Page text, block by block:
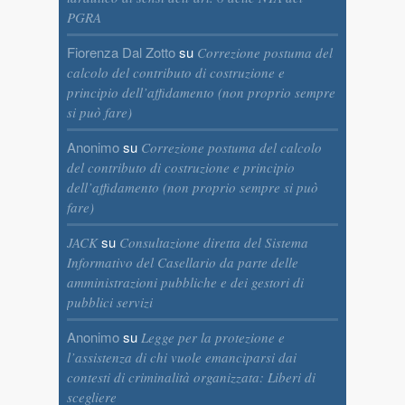
PGRA
Fiorenza Dal Zottosu Correzione postuma del
calcolo del contributo di costruzione e
principio dell’affidamento (non proprio sempre
si può fare)
Anonimosu Correzione postuma del calcolo
del contributo di costruzione e principio
dell’affidamento (non proprio sempre si può
fare)
JACKsu Consultazione diretta del Sistema
Informativo del Casellario da parte delle
amministrazioni pubbliche e dei gestori di
pubblici servizi
Anonimosu Legge per la protezione e
l’assistenza di chi vuole emanciparsi dai
contesti di criminalità organizzata: Liberi di
scegliere